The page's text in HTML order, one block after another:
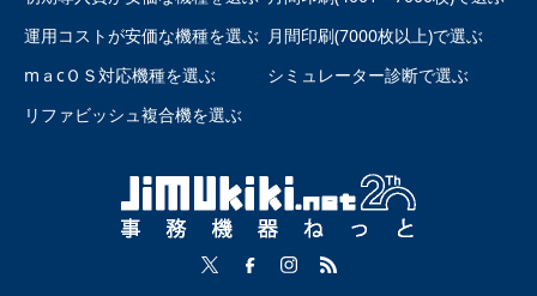
運用コストが安価な機種を選ぶ
mａcＯＳ対応機種を選ぶ
リファビッシュ複合機を選ぶ
月間印刷(7000枚以上)で選ぶ
シミュレーター診断で選ぶ